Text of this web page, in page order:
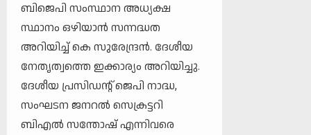
ബിജെപി സംസ്ഥാന അധ്യക്ഷ
സ്ഥാനം ഒഴിയാൻ സന്നദ്ധത
അറിയിച്ച് കെ സുരേന്ദ്രൻ. ദേശീയ
നേതൃത്വത്തെ ഇക്കാര്യം അറിയിച്ചു.
ദേശീയ പ്രസിഡന്റ് ജെപി നാദ്ധ,
സംഘടന ജനറൽ സെക്രട്ടറി
ബിഎൽ സന്തോഷ്‌ എന്നിവരെ